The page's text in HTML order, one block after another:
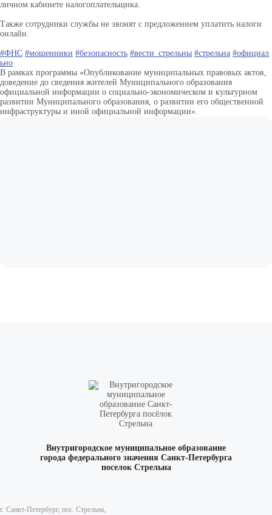
личном кабинете налогоплательщика.
Также сотрудники службы не звонят с предложением уплатить налоги
онлайн.
#ФНС #мошенники #безопасность #вести_стрельны #стрельна #официал
ьно
В рамках программы «Опубликование муниципальных правовых актов,
доведение до сведения жителей Муниципального образования
официальной информации о социально-экономическом и культурном
развитии Муниципального образования, о развитии его общественной
инфраструктуры и иной официальной информации».
Внутригородское муниципальное образование
города федерального значения Санкт-Петербурга
поселок Стрельна
г. Санкт-Петербург, пос. Стрельна,